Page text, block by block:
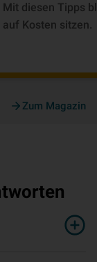
Mit diesen Tipps
auf Kosten sitzen.
Zum Magazin